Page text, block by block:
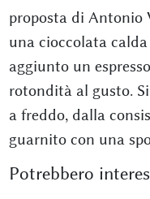
proposta di Antonio
una cioccolata
aggiunto un
rotondità al gusto.
a freddo, dalla
guarnito con una
Potrebbero